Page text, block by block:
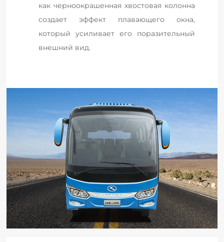
как черноокрашенная хвостовая колонна
создает эффект плавающего окна,
который усиливает его поразительный
внешний вид.